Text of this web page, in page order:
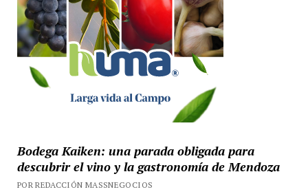
Bodega Kaiken: una parada obligada para
descubrir el vino y la gastronomía de Mendoza
POR REDACCIÓN MASSNEGOCIOS